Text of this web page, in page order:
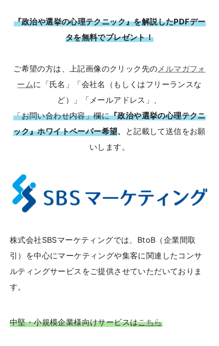
『政治や選挙の心理テクニック』を解説したPDFデー
タを無料でプレゼント！
ご希望の方は、上記画像のクリック先の メルマガフォ
ームに「氏名」「会社名（もしくはフリーランスな
ど）」「メールアドレス」、
「お問い合わせ内容」欄に『政治や選挙の心理テクニ
ック』ホワイトペーパー希望、
と記載して送信をお願
いします。
株式会社SBSマーケティングでは、BtoB（企業間取
引）を中心にマーケティングや集客に関連したコンサ
ルティングサービスをご提供させていただいておりま
す。
中堅・小規模企業様向けサービスはこちら